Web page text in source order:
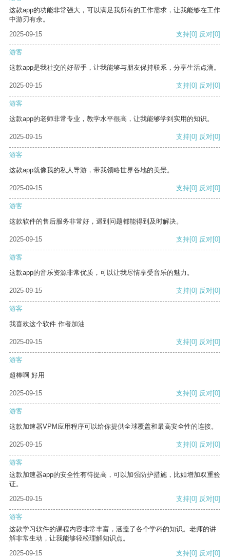
这款app的功能非常强大，可以满足我所有的工作需求，让我能够在工作
中游刃有余。
2025-09-15
支持[0] 反对[0]
游客
这款app是我社交的好帮手，让我能够与朋友保持联系，分享生活点滴。
2025-09-15 支持[0] 反对[0]
游客
这款app的老师非常专业，教学水平很高，让我能够学到实用的知识。
2025-09-15 支持[0] 反对[0]
游客
这款app就像我的私人导游，带我领略世界各地的美景。
2025-09-15 支持[0] 反对[0]
游客
这款软件的售后服务非常好，遇到问题都能得到及时解决。
2025-09-15 支持[0] 反对[0]
游客
这款app的音乐资源非常优质，可以让我尽情享受音乐的魅力。
2025-09-15 支持[0] 反对[0]
游客
我喜欢这个软件 作者加油
2025-09-15 支持[0] 反对[0]
游客
超棒啊 好用
2025-09-15 支持[0] 反对[0]
游客
这款加速器VPM应用程序可以给你提供全球覆盖和最高安全性的连接。
2025-09-15 支持[0] 反对[0]
游客
这款加速器app的安全性有待提高，可以加强防护措施，比如增加双重验
证。
2025-09-15
支持[0] 反对[0]
游客
这款学习软件的课程内容非常丰富，涵盖了各个学科的知识。老师的讲
解非常生动，让我能够轻松理解知识点。
2025-09-15
支持[0] 反对[0]